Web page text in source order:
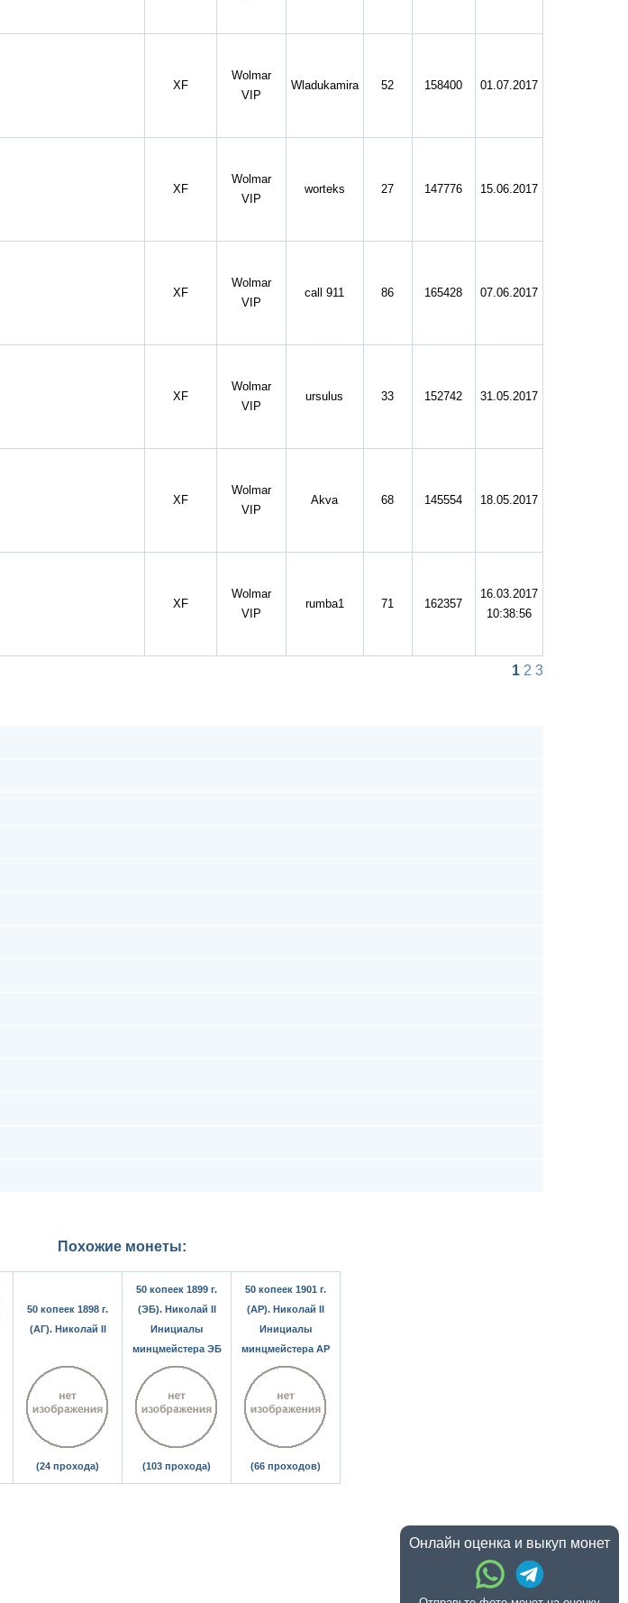
Онлайн оценка и выкуп монет
XF
Wolmar
VIP
Wladukamira 52 158400 01.07.2017
XF
Wolmar
VIP
worteks 27 147776 15.06.2017
XF
Wolmar
VIP
call 911 86 165428 07.06.2017
XF
Wolmar
VIP
ursulus 33 152742 31.05.2017
XF
Wolmar
VIP
Akva 68 145554 18.05.2017
XF
Wolmar
VIP
rumba1 71 162357
16.03.2017
10:38:56
1 2 3
Похожие монеты:
50 копеек 1898 г.
(АГ). Николай II
(24 прохода)
50 копеек 1899 г.
(ЭБ). Николай II
Инициалы
минцмейстера ЭБ
(103 прохода)
50 копеек 1901 г.
(АР). Николай II
Инициалы
минцмейстера АР
(66 проходов)